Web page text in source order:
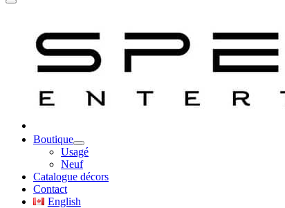
Boutique
Usagé
Neuf
Catalogue décors
Contact
English